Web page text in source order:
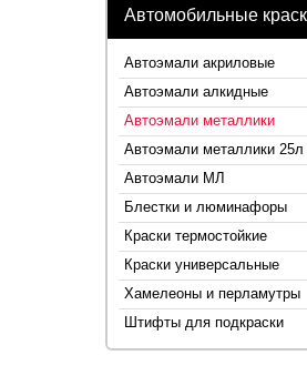
Автомобильные
Автоэмали акриловые
Автоэмали алкидные
Автоэмали металлики
Автоэмали металлики 25л
Автоэмали МЛ
Блестки и люминафоры
Краски термостойкие
Краски универсальные
Хамелеоны и перламутры
Штифты для подкраски